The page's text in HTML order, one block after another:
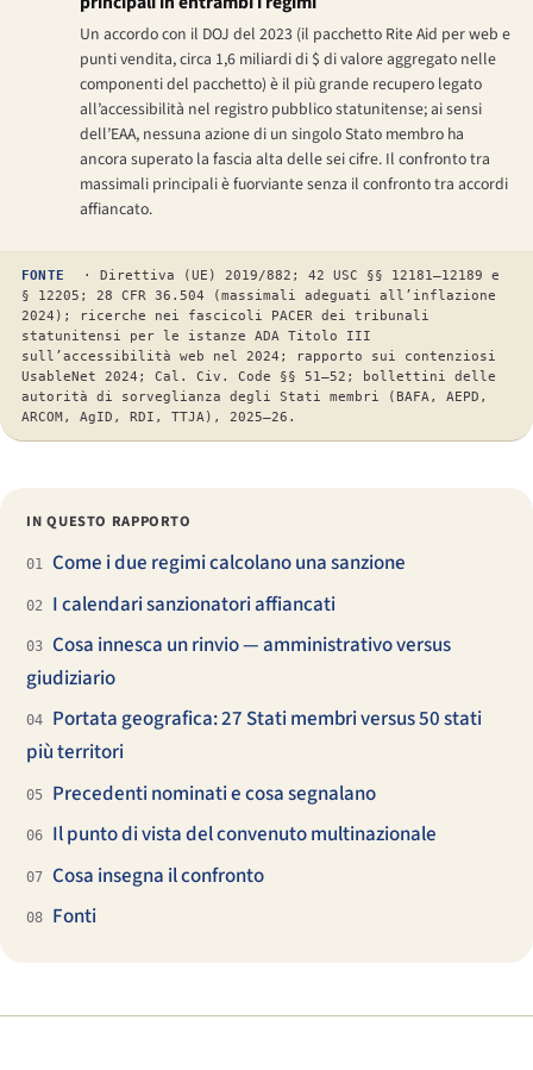
Un accordo con il DOJ del 2023 (il pacchetto Rite Aid per web e
punti vendita, circa 1,6 miliardi di $ di valore aggregato nelle
componenti del pacchetto) è il più grande recupero legato
all’accessibilità nel registro pubblico statunitense; ai sensi
dell’EAA, nessuna azione di un singolo Stato membro ha
ancora superato la fascia alta delle sei cifre. Il confronto tra
massimali principali è fuorviante senza il confronto tra accordi
affiancato.
FONTE
· Direttiva (UE) 2019/882; 42 USC §§ 12181–12189 e
§ 12205; 28 CFR 36.504 (massimali adeguati all’inflazione
2024); ricerche nei fascicoli PACER dei tribunali
statunitensi per le istanze ADA Titolo III
sull’accessibilità web nel 2024; rapporto sui contenziosi
UsableNet 2024; Cal. Civ. Code §§ 51–52; bollettini delle
autorità di sorveglianza degli Stati membri (BAFA, AEPD,
ARCOM, AgID, RDI, TTJA), 2025–26.
IN QUESTO RAPPORTO
01 Come i due regimi calcolano una sanzione
02 I calendari sanzionatori affiancati
03 Cosa innesca un rinvio — amministrativo versus
giudiziario
04 Portata geografica: 27 Stati membri versus 50 stati
più territori
05 Precedenti nominati e cosa segnalano
06 Il punto di vista del convenuto multinazionale
07 Cosa insegna il confronto
08 Fonti